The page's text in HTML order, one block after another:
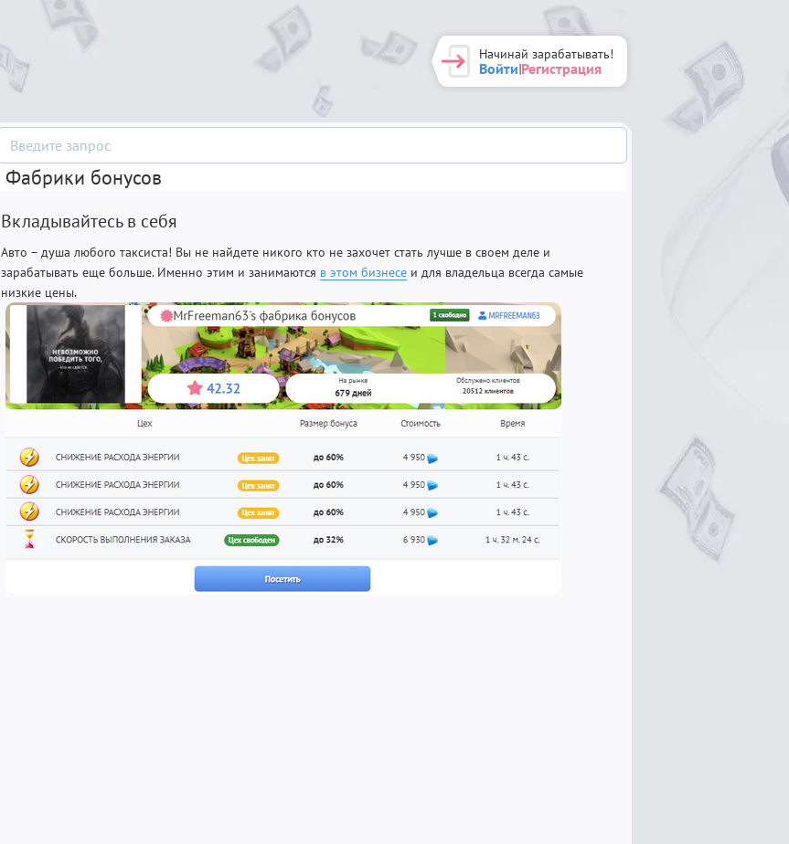
Начинай зарабатывать!
Войти|Регистрация
Фабрики бонусов
Вкладывайтесь в себя
Авто – душа любого таксиста! Вы не найдете никого кто не захочет стать лучше в своем деле и
зарабатывать еще больше. Именно этим и занимаются в этом бизнесе и для владельца всегда самые
низкие цены.